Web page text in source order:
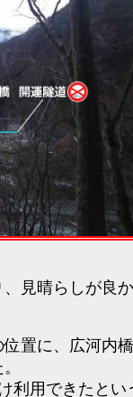
見晴らしが良
置に、広河内
利用できたとい